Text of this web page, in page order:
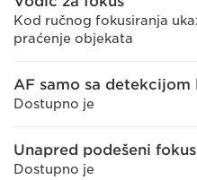
Kod ručnog fokusiranja
praćenje objekata
AF samo sa detekcijom
Dostupno je
Unapred podešeni fokus
Dostupno je